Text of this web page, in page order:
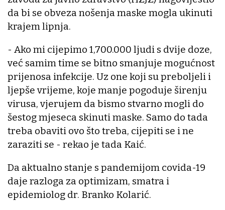
da bi se obveza nošenja maske mogla ukinuti
krajem lipnja.
- Ako mi cijepimo 1,700.000 ljudi s dvije doze,
već samim time se bitno smanjuje mogućnost
prijenosa infekcije. Uz one koji su preboljeli i
ljepše vrijeme, koje manje pogoduje širenju
virusa, vjerujem da bismo stvarno mogli do
šestog mjeseca skinuti maske. Samo do tada
treba obaviti ovo što treba, cijepiti se i ne
zaraziti se - rekao je tada Kaić.
Da aktualno stanje s pandemijom covida-19
daje razloga za optimizam, smatra i
epidemiolog dr. Branko Kolarić.